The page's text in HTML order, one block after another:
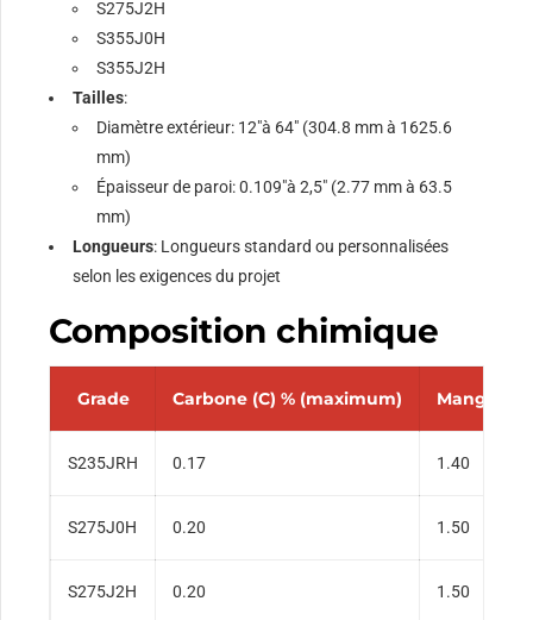
S275J2H
S355J0H
S355J2H
Tailles:
Diamètre extérieur: 12"à 64" (304.8 mm à 1625.6
mm)
Épaisseur de paroi: 0.109"à 2,5" (2.77 mm à 63.5
mm)
Longueurs: Longueurs standard ou personnalisées
selon les exigences du projet
Composition chimique
Grade Carbone (C) % (maximum)
S235JRH 0.17 1.40
S275J0H 0.20 1.50
S275J2H 0.20 1.50